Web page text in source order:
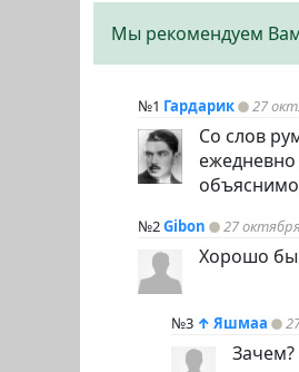
Мы рекомендуем
№1 Гардарик 27
Со слов
№2Gibon 27
Хорошо бы
№3 ↑ Яшмаа
Зачем?